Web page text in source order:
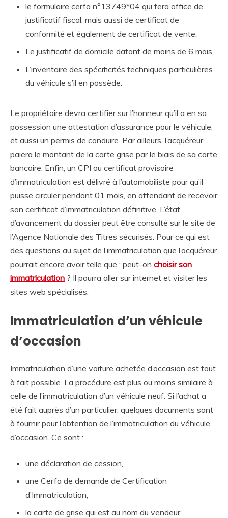
le formulaire cerfa n°13749*04 qui fera office de
justificatif fiscal, mais aussi de certificat de
conformité et également de certificat de vente.
Le justificatif de domicile datant de moins de 6 mois.
L’inventaire des spécificités techniques particulières
du véhicule s’il en possède.
Le propriétaire devra certifier sur l’honneur qu’il a en sa
possession une attestation d’assurance pour le véhicule,
et aussi un permis de conduire. Par ailleurs, l’acquéreur
paiera le montant de la carte grise par le biais de sa carte
bancaire. Enfin, un CPI ou certificat provisoire
d’immatriculation est délivré à l’automobiliste pour qu’il
puisse circuler pendant 01 mois, en attendant de recevoir
son certificat d’immatriculation définitive. L’état
d’avancement du dossier peut être consulté sur le site de
l’Agence Nationale des Titres sécurisés. Pour ce qui est
des questions au sujet de l’immatriculation que l’acquéreur
pourrait encore avoir telle que : peut-on choisir son
immatriculation ? Il pourra aller sur internet et visiter les
sites web spécialisés.
Immatriculation d’un véhicule
d’occasion
Immatriculation d’une voiture achetée d’occasion est tout
à fait possible. La procédure est plus ou moins similaire à
celle de l’immatriculation d’un véhicule neuf. Si l’achat a
été fait auprès d’un particulier, quelques documents sont
à fournir pour l’obtention de l’immatriculation du véhicule
d’occasion. Ce sont :
une déclaration de cession,
une Cerfa de demande de Certification
d’Immatriculation,
la carte de grise qui est au nom du vendeur,